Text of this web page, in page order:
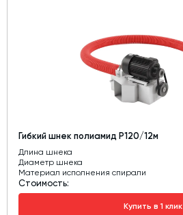
Гибкий шнек полиамид Р120/12м
Длина шнека
Диаметр шнека
Материал исполнения спирали
Стоимость:
Купить в 1 клик